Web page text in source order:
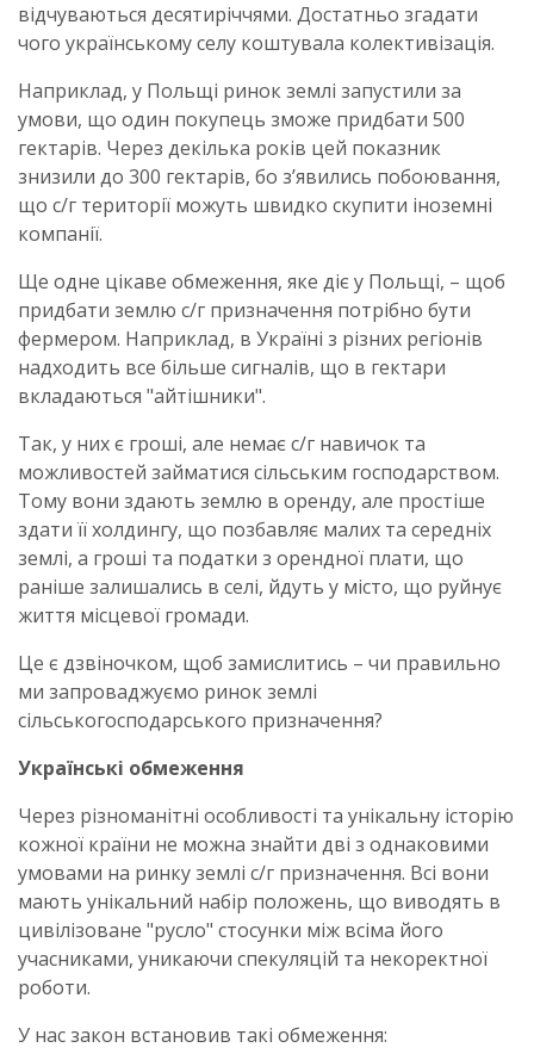
відчуваються десятиріччями. Достатньо згадати
чого українському селу коштувала колективізація.
Наприклад, у Польщі ринок землі запустили за
умови, що один покупець зможе придбати 500
гектарів. Через декілька років цей показник
знизили до 300 гектарів, бо з’явились побоювання,
що с/г території можуть швидко скупити іноземні
компанії.
Ще одне цікаве обмеження, яке діє у Польщі, – щоб
придбати землю с/г призначення потрібно бути
фермером. Наприклад, в Україні з різних регіонів
надходить все більше сигналів, що в гектари
вкладаються "айтішники".
Так, у них є гроші, але немає с/г навичок та
можливостей займатися сільським господарством.
Тому вони здають землю в оренду, але простіше
здати її холдингу, що позбавляє малих та середніх
землі, а гроші та податки з орендної плати, що
раніше залишались в селі, йдуть у місто, що руйнує
життя місцевої громади.
Це є дзвіночком, щоб замислитись – чи правильно
ми запроваджуємо ринок землі
сільськогосподарського призначення?
Українські обмеження
Через різноманітні особливості та унікальну історію
кожної країни не можна знайти дві з однаковими
умовами на ринку землі с/г призначення. Всі вони
мають унікальний набір положень, що виводять в
цивілізоване "русло" стосунки між всіма його
учасниками, уникаючи спекуляцій та некоректної
роботи.
У нас закон встановив такі обмеження: